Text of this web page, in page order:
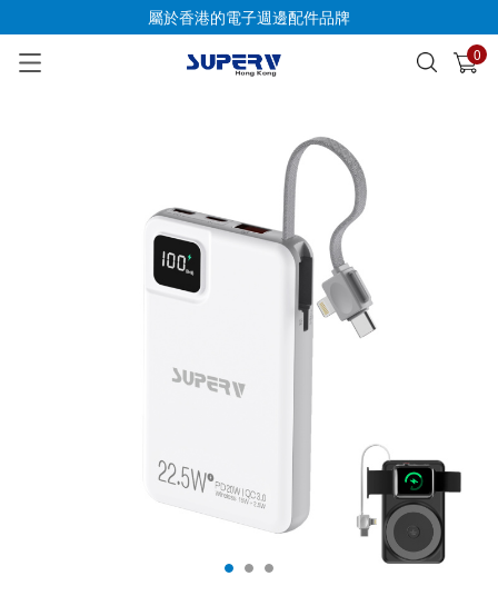
屬於香港的電子週邊配件品牌
0
已加入購物車 查看